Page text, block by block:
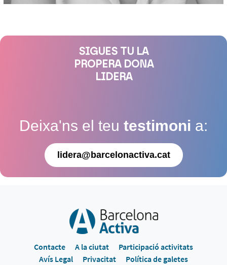
SIGUES TU LA
PROPERA DONA
LIDERA
Deixa'ns el teu testimoni a:
lidera@barcelonactiva.cat
Contacte A la ciutat
Participació activitats
Avís Legal
Privacitat Política de galetes